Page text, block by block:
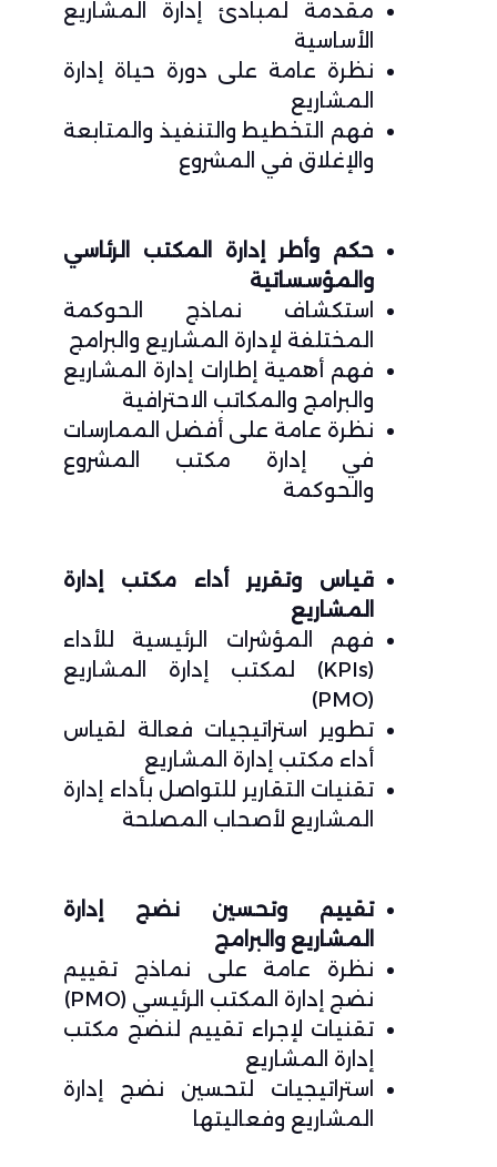
مقدمة لمبادئ إدارة المشاريع
الأساسية
نظرة عامة على دورة حياة إدارة
المشاريع
فهم التخطيط والتنفيذ والمتابعة
والإغلاق في المشروع
حكم وأطر إدارة المكتب الرئاسي
والمؤسساتية
استكشاف نماذج الحوكمة
المختلفة لإدارة المشاريع والبرامج
فهم أهمية إطارات إدارة المشاريع
والبرامج والمكاتب الاحترافية
نظرة عامة على أفضل الممارسات
في إدارة مكتب المشروع
والحوكمة
قياس وتقرير أداء مكتب إدارة
المشاريع
فهم المؤشرات الرئيسية للأداء
(KPIs) لمكتب إدارة المشاريع
(PMO)
تطوير استراتيجيات فعالة لقياس
أداء مكتب إدارة المشاريع
تقنيات التقارير للتواصل بأداء إدارة
المشاريع لأصحاب المصلحة
تقييم وتحسين نضج إدارة
المشاريع والبرامج
نظرة عامة على نماذج تقييم
نضج إدارة المكتب الرئيسي (PMO)
تقنيات لإجراء تقييم لنضج مكتب
إدارة المشاريع
استراتيجيات لتحسين نضج إدارة
المشاريع وفعاليتها